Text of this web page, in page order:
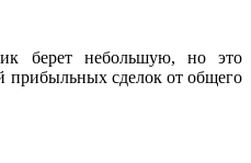
берет небольшую, но это
прибыльных сделок от общего